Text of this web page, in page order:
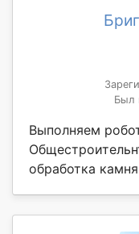
Был
Выполняем
обработка